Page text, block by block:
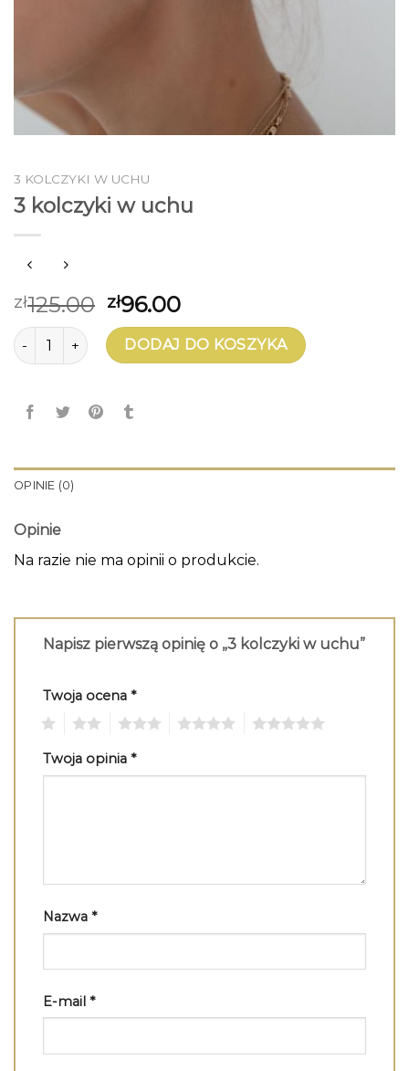
3 KOLCZYKI W UCHU
3 kolczyki w uchu
zł125.00 zł96.00
ilość 3 kolczyki w uchuDODAJ DO KOSZYKA
OPINIE (0)
Opinie
Na razie nie ma opinii o produkcie.
Napisz pierwszą opinię o „3 kolczyki w uchu”
Twoja ocena *
Twoja opinia *
Nazwa *
E-mail *